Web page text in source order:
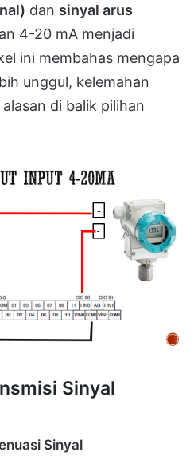
dan sinyal arus
4-20 mA menjadi
ini membahas mengapa
unggul, kelemahan
di balik pilihan
Sinyal
Sinyal